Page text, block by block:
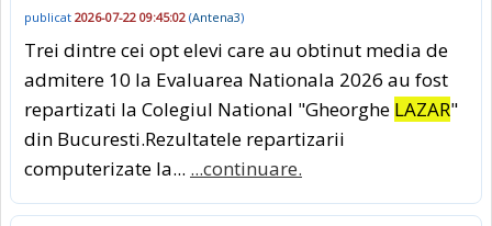
publicat 2026-07-22 09:45:02 (Antena3)
Trei dintre cei opt elevi care au obtinut media de
admitere 10 la Evaluarea Nationala 2026 au fost
repartizati la Colegiul National "Gheorghe LAZAR"
din Bucuresti.Rezultatele repartizarii
computerizate la... ...continuare.